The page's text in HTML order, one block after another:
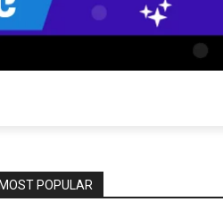
MOST POPULAR